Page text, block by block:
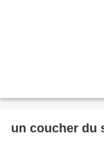
un coucher du